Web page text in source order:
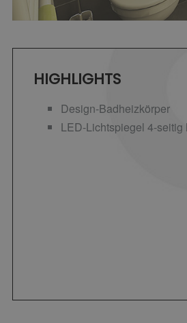
HIGHLIGHTS
Design-Badheizkörper
LED-Lichtspiegel 4-seitig